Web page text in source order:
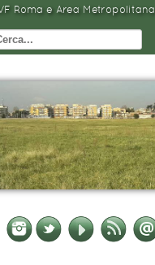
Roma e Area Metropolitana